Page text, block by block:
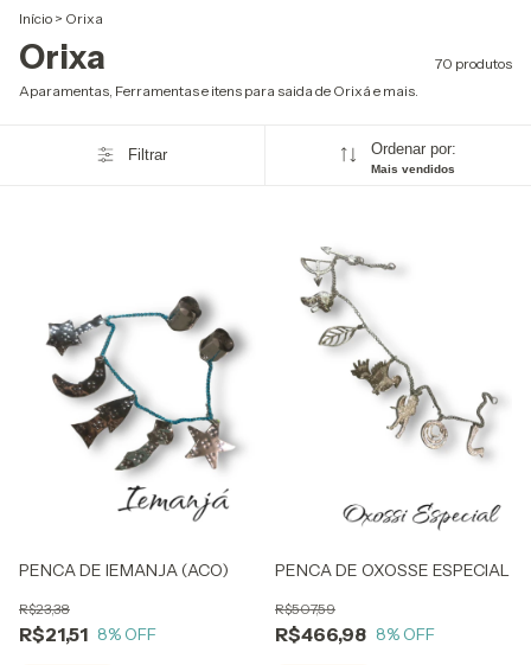
Início > Orixa
Orixa
70 produtos
Aparamentas, Ferramentas e itens para saida de Orixá e mais.
Filtrar Ordenar por:
Mais vendidos
PENCA DE IEMANJA (ACO)
R$21,51
R$23,38
8% OFF
PENCA DE OXOSSE ESPECIAL
R$466,98
R$507,59
8% OFF